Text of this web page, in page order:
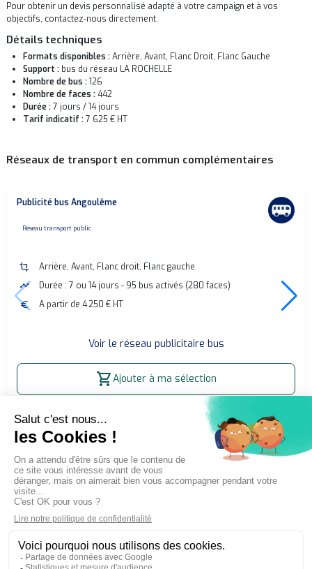
Pour obtenir un devis personnalisé adapté à votre campaign et à vos
objectifs, contactez-nous directement.
Détails techniques
Formats disponibles :Arrière, Avant, Flanc Droit, Flanc Gauche
Support : bus du réseau LA ROCHELLE
Nombre de bus :126
Nombre de faces :442
Durée :7 jours / 14 jours
Tarif indicatif :7 625 € HT
Réseaux de transport en commun complémentaires
Publicité bus Angoulême
none
Réseau transport public
crop
Arrière, Avant, Flanc droit, Flanc gauche
timeline
Durée : 7 ou 14 jours - 95 bus activés (280 faces)
euro
A partir de 4 250 € HT
Voir le réseau publicitaire bus
shopping_cartAjouter à ma sélection
Accueil
Affichage publicitaire extérieur (OOH)
Publicité bus La Rochelle
Adintime est membre de
La publicité simple et directe